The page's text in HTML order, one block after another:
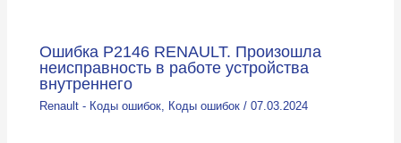
Ошибка P2146 RENAULT. Произошла
неисправность в работе устройства
внутреннего
Renault - Коды ошибок, Коды ошибок /07.03.2024